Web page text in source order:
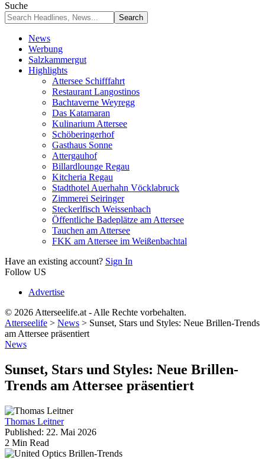
Suche
News
Werbung
Salzkammergut
Highlights
Attersee Schifffahrt
Restaurant Langostinos
Bachtaverne Weyregg
Das Katamaran
Kulinarium Attersee
Schöberingerhof
Gasthaus Sonne
Attergauhof
Billardlounge Regau
Kitcheria Regau
Stadthotel Auerhahn Vöcklabruck
Zimmerei Seiringer
Steckerlfisch Weissenbach
Öffentliche Badeplätze am Attersee
Tauchen am Attersee
FKK am Attersee im Weißenbachtal
Have an existing account? Sign In
Follow US
Advertise
© 2026 Atterseelife.at - Alle Rechte vorbehalten.
Atterseelife > News > Sunset, Stars und Styles: Neue Brillen-Trends
am Attersee präsentiert
News
Sunset, Stars und Styles: Neue Brillen-
Trends am Attersee präsentiert
Thomas Leitner
Published: 22. Mai 2026
2 Min Read